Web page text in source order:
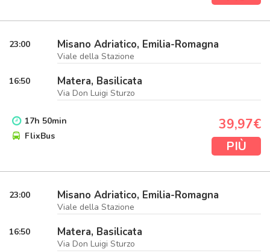
23:00 Misano Adriatico, Emilia-Romagna
Viale della Stazione
16:50 Matera, Basilicata
Via Don Luigi Sturzo
17h 50min
FlixBus
39,97€
PIÙ
23:00 Misano Adriatico, Emilia-Romagna
Viale della Stazione
16:50 Matera, Basilicata
Via Don Luigi Sturzo